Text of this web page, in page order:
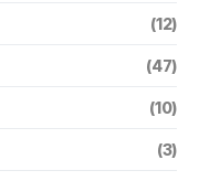
(12)
(47)
(10)
(3)